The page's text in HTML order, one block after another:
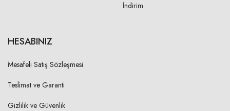
İndirim
HESABINIZ
Mesafeli Satış Sözleşmesi
Teslimat ve Garanti
Gizlilik ve Güvenlik